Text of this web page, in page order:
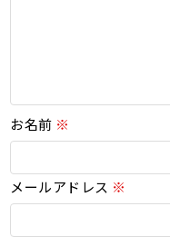
お名前 ※
メールアドレス ※